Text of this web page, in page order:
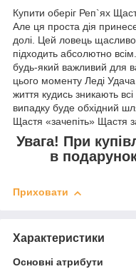
Купити оберіг Реп`ях
Але ця проста дія
долі. Цей ловець
підходить абсолютно
будь-який важливий для
цього моменту Леді
життя кудись зникають
випадку буде обхідний
Щастя «зачепіть» Щастя
Увага! При
в
Приховати
Характеристики
Основні атрибути